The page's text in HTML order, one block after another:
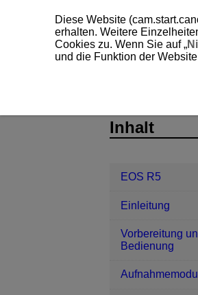
Inhalt
EOS R5
Einleitung
Vorbereitung
Bedienung
Diese Website
erhalten. Weitere
Cookies zu. Wenn Sie auf „
und die Funktion der